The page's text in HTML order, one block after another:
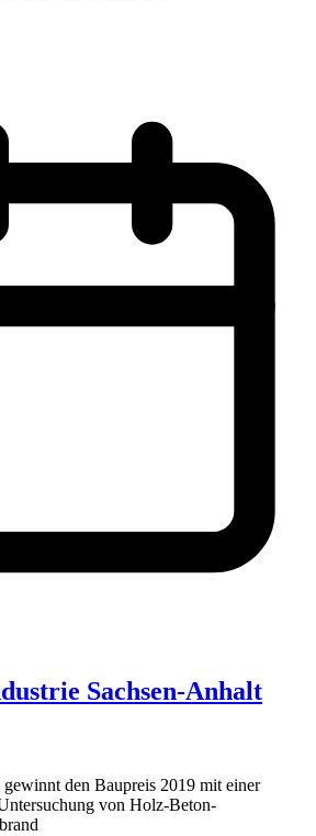
Sachsen-Anhalt
den Baupreis 2019 mit einer
von Holz-Beton-